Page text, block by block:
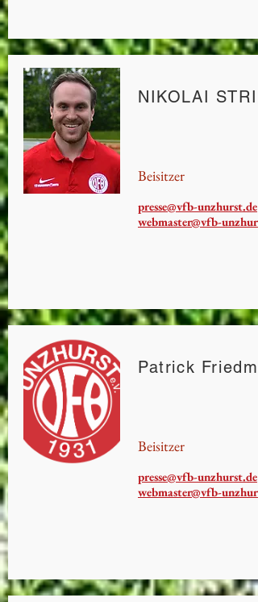
NIKOLAI
Beisitzer
presse@vfb-unzhurst.de
webmaster@vfb-
Patrick
Beisitzer
presse@vfb-unzhurst.de
webmaster@vfb-